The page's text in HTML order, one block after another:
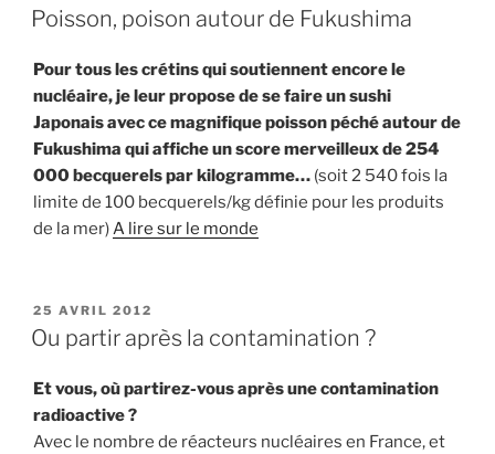
LE
Poisson, poison autour de Fukushima
Pour tous les crétins qui soutiennent encore le
nucléaire, je leur propose de se faire un sushi
Japonais avec ce magnifique poisson péché autour de
Fukushima qui affiche un score merveilleux de 254
000 becquerels par kilogramme… (soit 2 540 fois la
limite de 100 becquerels/kg définie pour les produits
de la mer)A lire sur le monde
PUBLIÉ
LE
25 AVRIL 2012
Ou partir après la contamination ?
Et vous, où partirez-vous après une contamination
radioactive ?
Avec le nombre de réacteurs nucléaires en France, et